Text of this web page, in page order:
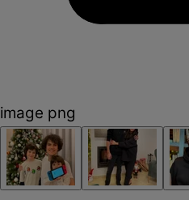
image png